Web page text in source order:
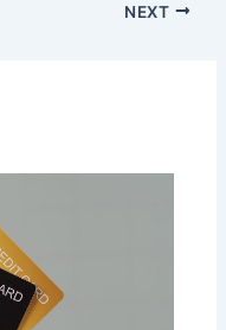
NEXT